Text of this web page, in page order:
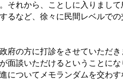
それから、ことしに入りまし
るなど、徐々に民間レベルで
府の方に打診をさせていただき
面談いただけるということに
についてメモランダムを交わ